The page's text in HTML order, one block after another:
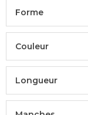
Forme
Couleur
Longueur